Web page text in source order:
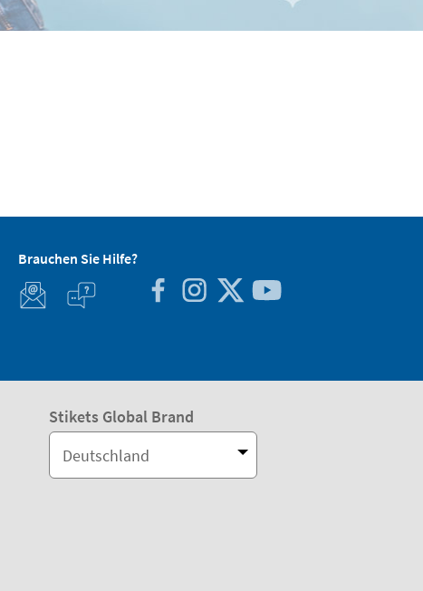
Brauchen Sie Hilfe?
Stikets Global Brand
Deutschland